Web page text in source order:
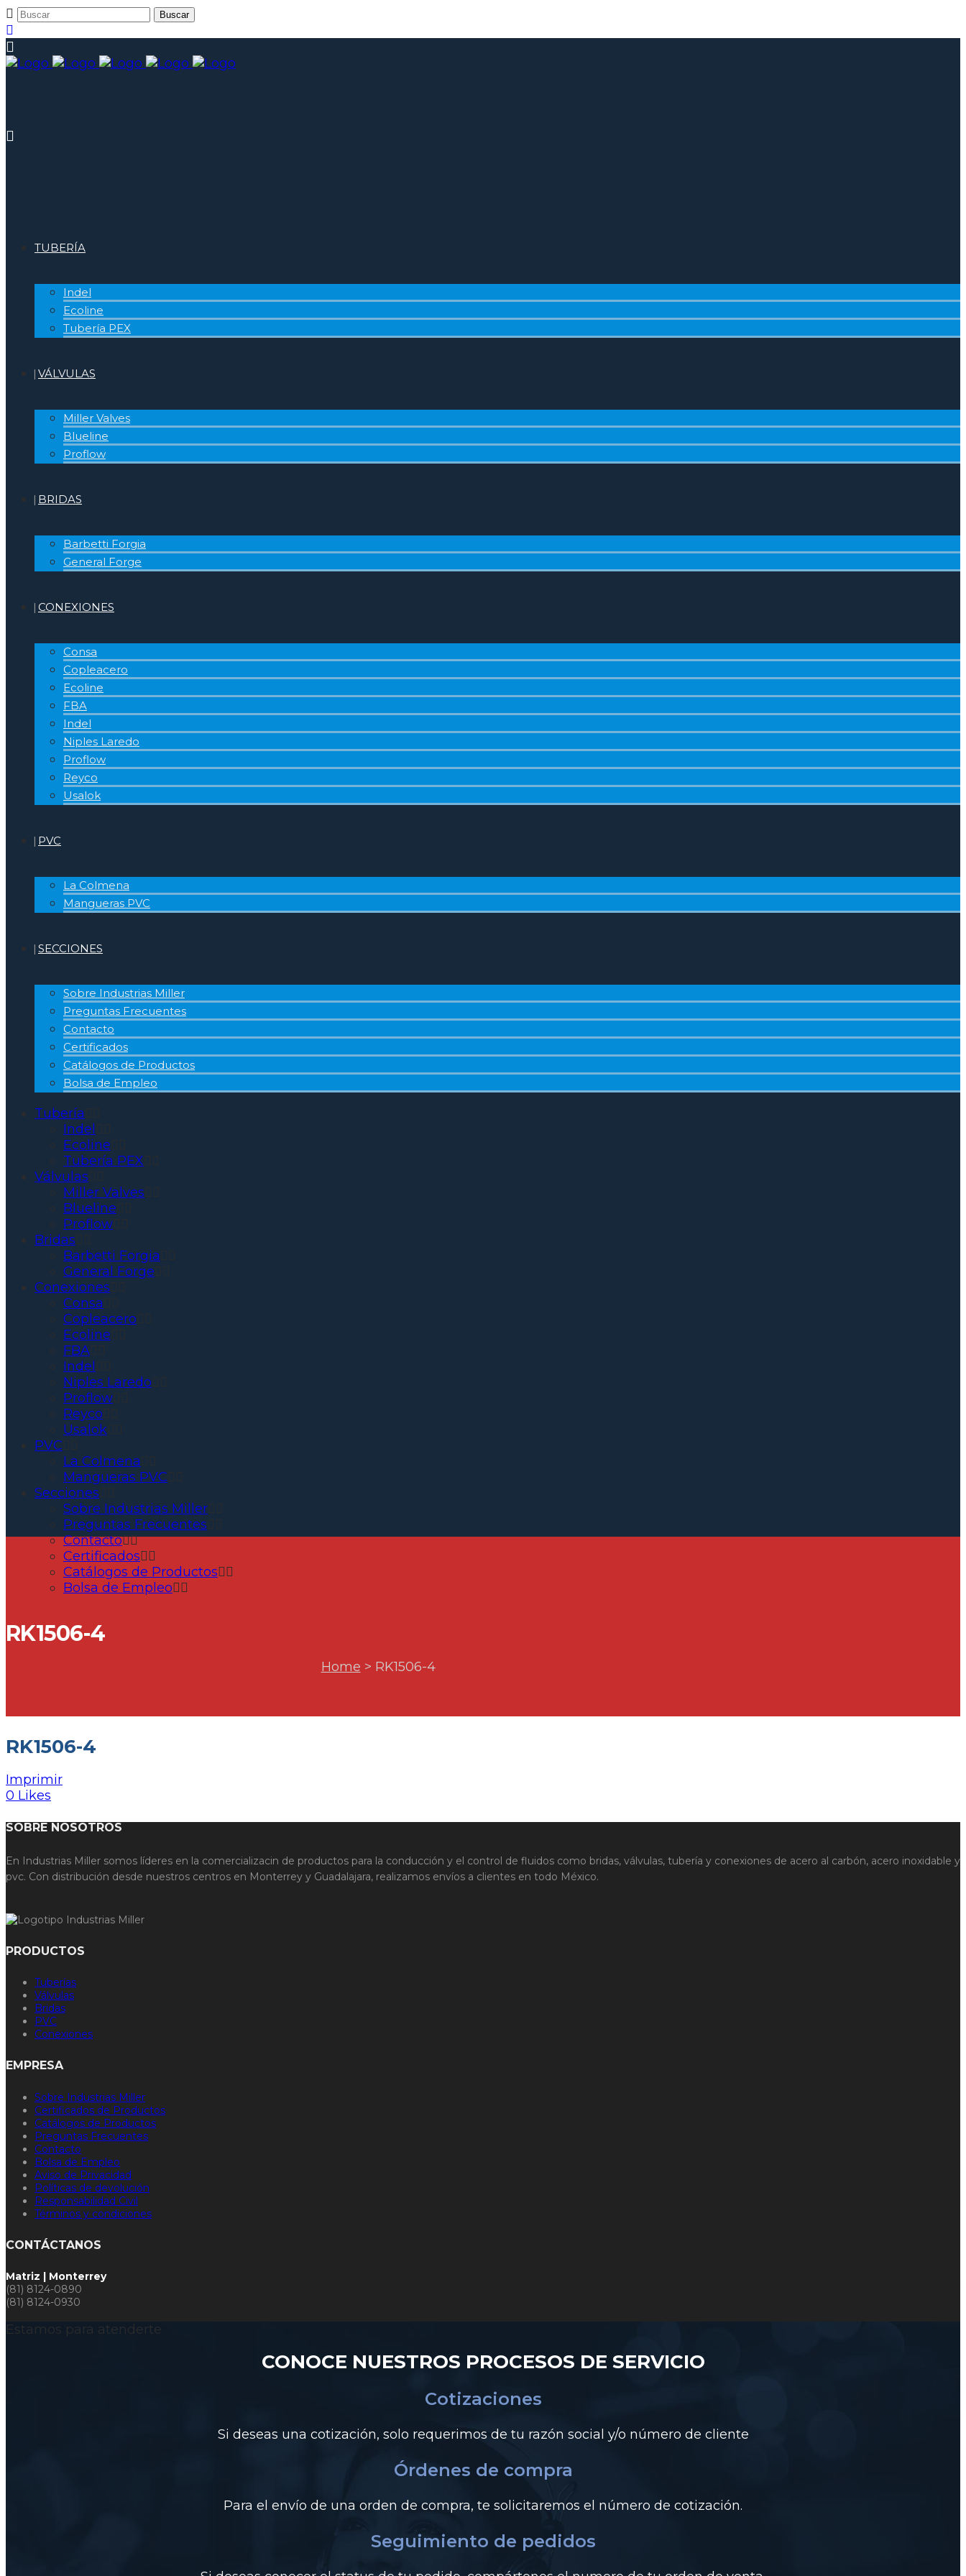
TUBERÍA
Indel
Ecoline
Tubería PEX
VÁLVULAS
Miller Valves
Blueline
Proflow
BRIDAS
Barbetti Forgia
General Forge
CONEXIONES
Consa
Copleacero
Ecoline
FBA
Indel
Niples Laredo
Proflow
Reyco
Usalok
PVC
La Colmena
Mangueras PVC
SECCIONES
Sobre Industrias Miller
Preguntas Frecuentes
Contacto
Certificados
Catálogos de Productos
Bolsa de Empleo
Tubería
Indel
Ecoline
Tubería PEX
Válvulas
Miller Valves
Blueline
Proflow
Bridas
Barbetti Forgia
General Forge
Conexiones
Consa
Copleacero
Ecoline
FBA
Indel
Niples Laredo
Proflow
Reyco
Usalok
PVC
La Colmena
Mangueras PVC
Secciones
Sobre Industrias Miller
Preguntas Frecuentes
Contacto
Certificados
Catálogos de Productos
Bolsa de Empleo
RK1506-4
Home > RK1506-4
RK1506-4
Imprimir
0 Likes
SOBRE NOSOTROS
En Industrias Miller somos líderes en la comercializacin de productos para la conducción y el control de fluidos como bridas, válvulas, tubería y conexiones de acero al carbón, acero inoxidable y
pvc. Con distribución desde nuestros centros en Monterrey y Guadalajara, realizamos envíos a clientes en todo México.
PRODUCTOS
Tuberías
Válvulas
Bridas
PVC
Conexiones
EMPRESA
Sobre Industrias Miller
Certificados de Productos
Catálogos de Productos
Preguntas Frecuentes
Contacto
Bolsa de Empleo
Aviso de Privacidad
Políticas de devolución
Responsabilidad Civil
Términos y condiciones
CONTÁCTANOS
Matriz | Monterrey
(81) 8124-0890
(81) 8124-0930
Estamos para atenderte
CONOCE NUESTROS PROCESOS DE SERVICIO
Cotizaciones
Si deseas una cotización, solo requerimos de tu razón social y/o número de cliente
Órdenes de compra
Para el envío de una orden de compra, te solicitaremos el número de cotización.
Seguimiento de pedidos